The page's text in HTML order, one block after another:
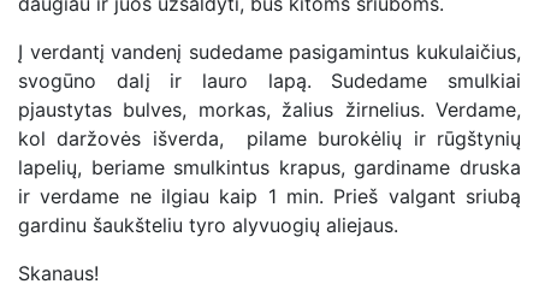
Į verdantį vandenį sudedame pasigamintus kukulaičius,
svogūno dalį ir lauro lapą. Sudedame smulkiai
pjaustytas bulves, morkas, žalius žirnelius. Verdame,
kol daržovės išverda, pilame burokėlių ir rūgštynių
lapelių, beriame smulkintus krapus, gardiname druska
ir verdame ne ilgiau kaip 1 min. Prieš valgant sriubą
gardinu šaukšteliu tyro alyvuogių aliejaus.
Skanaus!